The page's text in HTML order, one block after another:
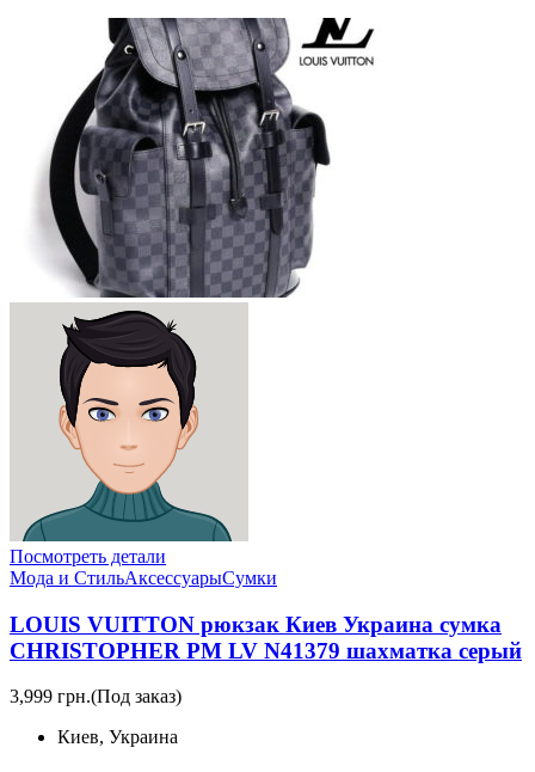
Посмотреть детали
Мода и СтильАксессуарыСумки
LOUIS VUITTON рюкзак Киев Украина сумка
CHRISTOPHER PM LV N41379 шахматка серый
3,999 грн.(Под заказ)
Киев, Украина